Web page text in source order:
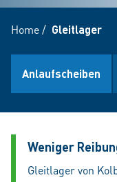
Home/ Gleitlager
Anlaufscheiben
Weniger
Gleitlager von